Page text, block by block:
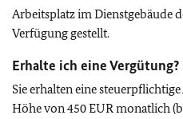
Arbeitsplatz im Dienstgebäude
Verfügung gestellt.
Erhalte ich eine Vergütung?
Sie erhalten eine
Höhe von 450 EUR monatlich